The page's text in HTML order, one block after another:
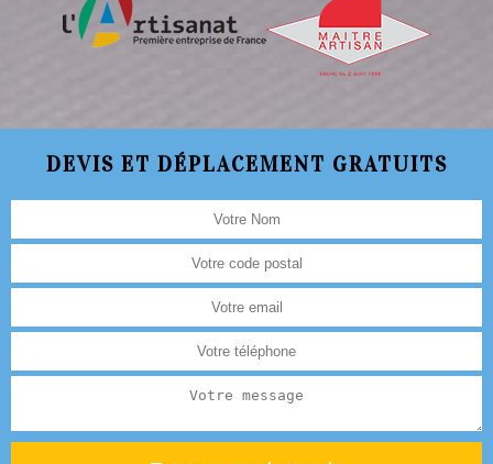
DEVIS ET DÉPLACEMENT GRATUITS